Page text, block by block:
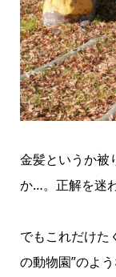
金髪というか被
か…。正解を迷
でもこれだけた
の動物園”のよ